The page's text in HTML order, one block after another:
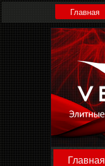
Главная
Главная